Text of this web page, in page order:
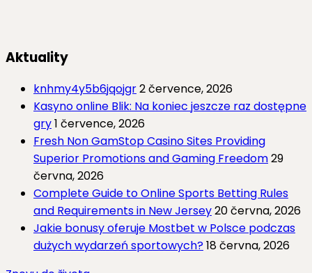
Aktuality
knhmy4y5b6jqojgr2 července, 2026
Kasyno online Blik: Na koniec jeszcze raz dostępne
gry1 července, 2026
Fresh Non GamStop Casino Sites Providing
Superior Promotions and Gaming Freedom29
června, 2026
Complete Guide to Online Sports Betting Rules
and Requirements in New Jersey20 června, 2026
Jakie bonusy oferuje Mostbet w Polsce podczas
dużych wydarzeń sportowych?18 června, 2026